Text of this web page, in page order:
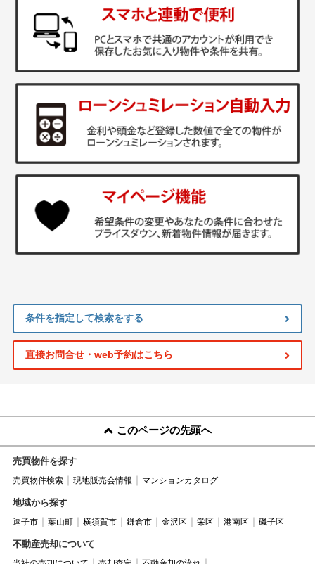
条件を指定して検索をする
直接お問合せ・web予約はこちら
このページの先頭へ
売買物件を探す
売買物件検索 現地販売会情報 マンションカタログ
地域から探す
逗子市 葉山町 横須賀市 鎌倉市 金沢区 栄区 港南区 磯子区
不動産売却について